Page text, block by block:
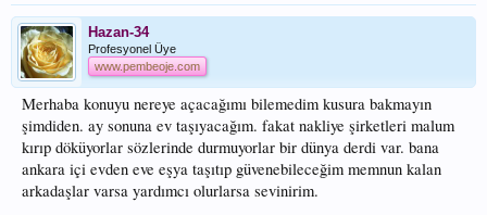
Hazan-34
Profesyonel Üye
www.pembeoje.com
Merhaba konuyu nereye açacağımı bilemedim kusura bakmayın
şimdiden. ay sonuna ev taşıyacağım. fakat nakliye şirketleri malum
kırıp döküyorlar sözlerinde durmuyorlar bir dünya derdi var. bana
ankara içi evden eve eşya taşıtıp güvenebileceğim memnun kalan
arkadaşlar varsa yardımcı olurlarsa sevinirim.